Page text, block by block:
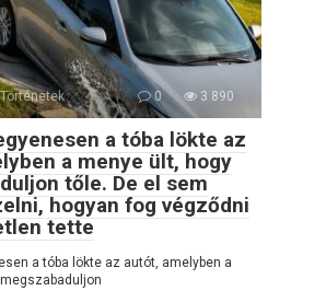
0 3 890
a tóba lökte az
a menye ült, hogy
tőle. De el sem
hogyan fog végződni
tette
a tóba lökte az autót, amelyben a